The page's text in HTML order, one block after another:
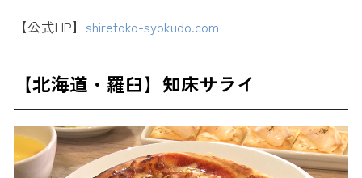
【公式HP】 shiretoko-syokudo.com
【北海道・羅臼】知床サライ